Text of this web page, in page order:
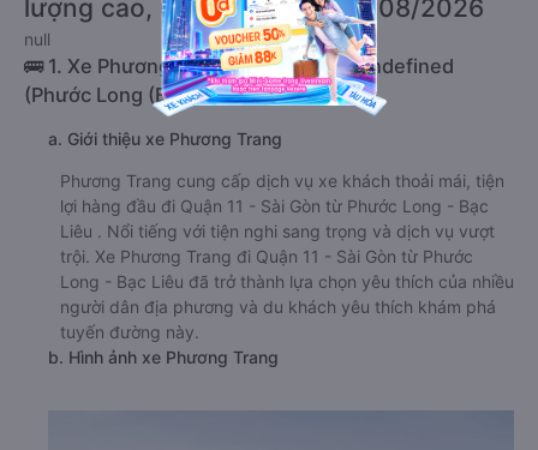
lượng cao, uy tín, giá rẻ nhất 08/2026
null
🚌 1. Xe Phương Trang khởi hành tại undefined
(Phước Long (Bạc Liêu))
a. Giới thiệu xe Phương Trang
Phương Trang cung cấp dịch vụ xe khách thoải mái, tiện
lợi hàng đầu đi Quận 11 - Sài Gòn từ Phước Long - Bạc
Liêu . Nổi tiếng với tiện nghi sang trọng và dịch vụ vượt
trội. Xe Phương Trang đi Quận 11 - Sài Gòn từ Phước
Long - Bạc Liêu đã trở thành lựa chọn yêu thích của nhiều
người dân địa phương và du khách yêu thích khám phá
tuyến đường này.
b. Hình ảnh xe Phương Trang